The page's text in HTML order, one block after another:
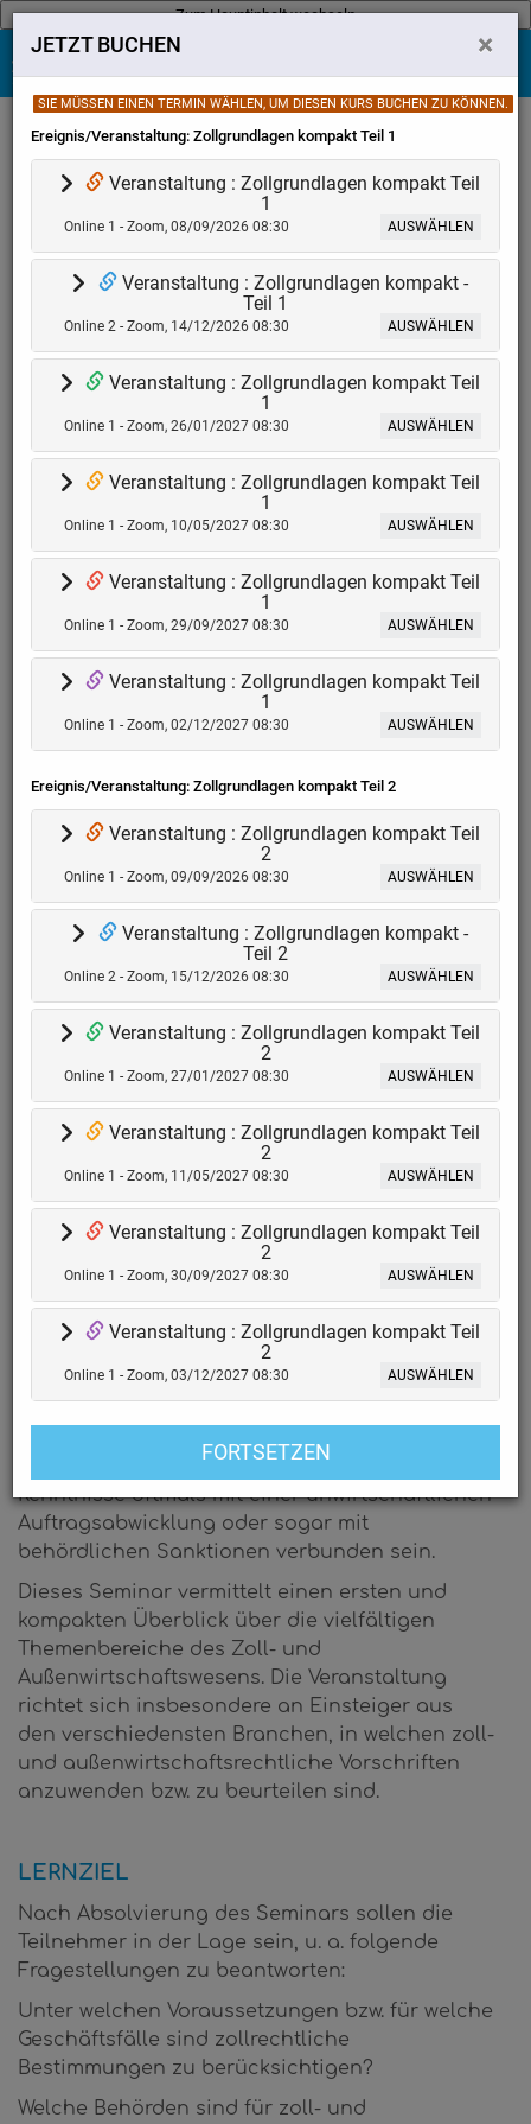
Zum Hauptinhalt wechseln
Zum Hauptinhalt wechseln
Kurskatalog
PDF ERSTELLEN
Online, Start am 08.09.2026 ab 08:30 Uhr, Teilnahmegebühr: €
437,00 zzgl, 20% MwSt.
09.09.2026 ab 08:30 Uhr
15.12.2026 ab 08:30 Uhr
Online, Start am 26.01.2027 ab 08:30 Uhr, Teilnahmegebühr: €
450,00 zzgl, 20% MwSt.
27.01.2027 ab 08:30 Uhr
Online, Start am 10.05.2027 ab 08:30 Uhr, Teilnahmegebühr: €
450,00 zzgl, 20% MwSt.
11.05.2027 ab 08:30 Uhr
Online, Start am 29.09.2027 ab 08:30 Uhr, Teilnahmegebühr: €
450,00 zzgl, 20% MwSt.
30.09.2027 ab 08:30 Uhr
Online, Start am 02.12.2027 ab 08:30 Uhr, Teilnahmegebühr: €
450,00 zzgl, 20% MwSt.
03.12.2027 ab 08:30 Uhr
ZOLLGRUNDLAGEN
KOMPAKT - ONLINE
Zoll- und außenwirtschaftsrechtliche
Anforderungen an im- und exportierende
Unternehmen gestalten sich in einem
wirtschaftspolitisch dynamischen Umfeld als
zunehmend komplexer. Darüber hinaus
bestehen verschiedene Gestaltungsoptionen,
können Fehleinschätzungen oder mangelnde
Kenntnisse oftmals mit einer unwirtschaftlichen
Auftragsabwicklung oder sogar mit
behördlichen Sanktionen verbunden sein.
Dieses Seminar vermittelt einen ersten und
kompakten Überblick über die vielfältigen
Themenbereiche des Zoll- und
Außenwirtschaftswesens. Die Veranstaltung
richtet sich insbesondere an Einsteiger aus
den verschiedensten Branchen, in welchen zoll-
und außenwirtschaftsrechtliche Vorschriften
anzuwenden bzw. zu beurteilen sind.
LERNZIEL
Nach Absolvierung des Seminars sollen die
Teilnehmer in der Lage sein, u. a. folgende
Fragestellungen zu beantworten:
Unter welchen Voraussetzungen bzw. für welche
Geschäftsfälle sind zollrechtliche
Bestimmungen zu berücksichtigen?
Welche Behörden sind für zoll- und
JETZT BUCHEN ×
SIE MÜSSEN EINEN TERMIN WÄHLEN, UM DIESEN KURS BUCHEN ZU KÖNNEN.
Ereignis/Veranstaltung: Zollgrundlagen kompakt Teil 1
Ausgewählte Sitzung:Keine(r)
1
Online 1 - Zoom, 08/09/2026 08:30 AUSWÄHLEN
Veranstaltung : Zollgrundlagen kompakt -
Teil 1
Online 2 - Zoom, 14/12/2026 08:30 AUSWÄHLEN
1
Online 1 - Zoom, 26/01/2027 08:30 AUSWÄHLEN
1
Online 1 - Zoom, 10/05/2027 08:30 AUSWÄHLEN
1
Online 1 - Zoom, 29/09/2027 08:30 AUSWÄHLEN
1
Online 1 - Zoom, 02/12/2027 08:30 AUSWÄHLEN
Ereignis/Veranstaltung: Zollgrundlagen kompakt Teil 2
Ausgewählte Sitzung:Keine(r)
2
Online 1 - Zoom, 09/09/2026 08:30 AUSWÄHLEN
Veranstaltung : Zollgrundlagen kompakt -
Teil 2
Online 2 - Zoom, 15/12/2026 08:30 AUSWÄHLEN
2
Online 1 - Zoom, 27/01/2027 08:30 AUSWÄHLEN
2
Online 1 - Zoom, 11/05/2027 08:30 AUSWÄHLEN
2
Online 1 - Zoom, 30/09/2027 08:30 AUSWÄHLEN
2
Online 1 - Zoom, 03/12/2027 08:30 AUSWÄHLEN